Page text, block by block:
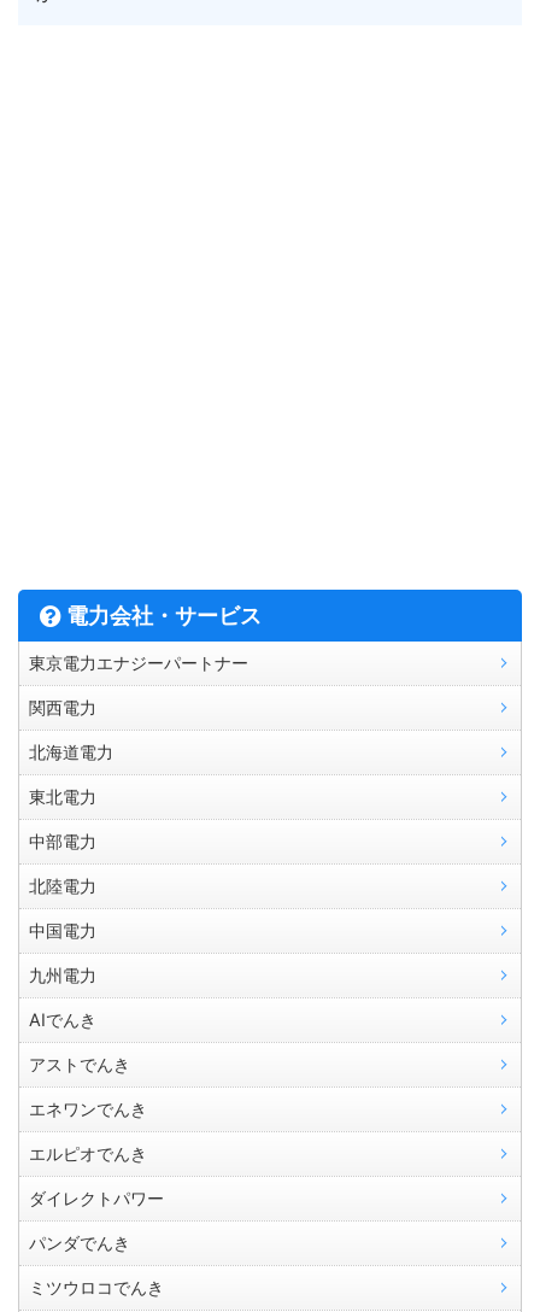
電力会社・サービス
東京電力エナジーパートナー
関西電力
北海道電力
東北電力
中部電力
北陸電力
中国電力
九州電力
AIでんき
アストでんき
エネワンでんき
エルピオでんき
ダイレクトパワー
パンダでんき
ミツウロコでんき